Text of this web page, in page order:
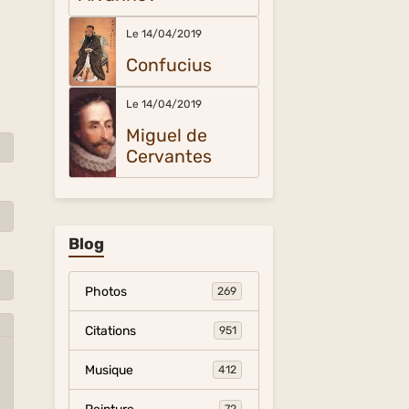
Le 14/04/2019
Confucius
Le 14/04/2019
Miguel de
Cervantes
Blog
Photos 269
Citations 951
Musique 412